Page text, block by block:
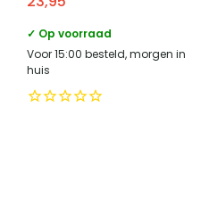
Inclusief aantal potjes
Met handdoekhaken / stang
liggend in het meegeleverde
✓ Op voorraad
Voor 15:00 besteld, morgen in
huis